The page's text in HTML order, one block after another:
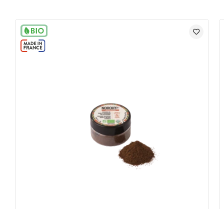
Marque :